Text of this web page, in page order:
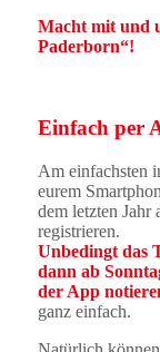
Macht mit und
Paderborn“!
Einfach per
Am einfachsten
eurem
dem letzten Jahr
registrieren.
Unbedingt das
dann ab
der App
ganz einfach.